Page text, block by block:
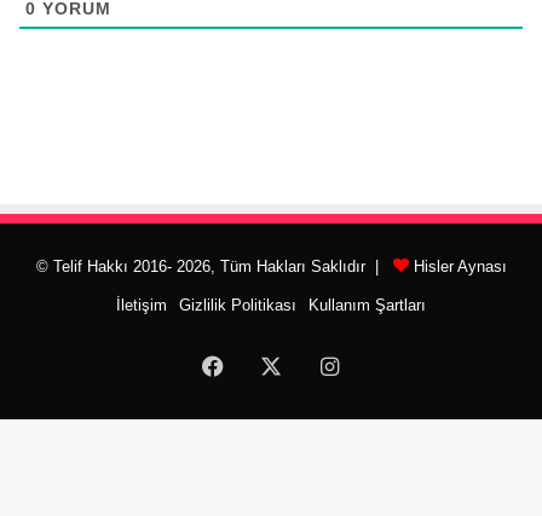
0 YORUM
© Telif Hakkı 2016- 2026, Tüm Hakları Saklıdır | Hisler Aynası
İletişim Gizlilik Politikası Kullanım Şartları
Facebook Instagram